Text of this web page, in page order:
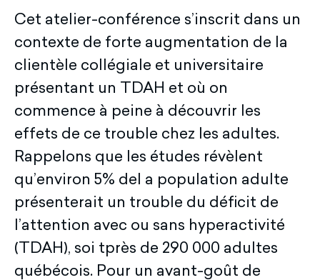
Cet atelier-conférence s’inscrit dans un
contexte de forte augmentation de la
clientèle collégiale et universitaire
présentant un TDAH et où on
commence à peine à découvrir les
effets de ce trouble chez les adultes.
Rappelons que les études révèlent
qu’environ 5% del a population adulte
présenterait un trouble du déficit de
l’attention avec ou sans hyperactivité
(TDAH), soi tprès de 290 000 adultes
québécois. Pour un avant-goût de